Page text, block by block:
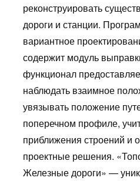
реконструировать
дороги и станции.
вариантное
содержит модуль
функционал
наблюдать взаимное
увязывать положение
поперечном профиле,
приближения строений и
проектные решения.
Железные дороги» —